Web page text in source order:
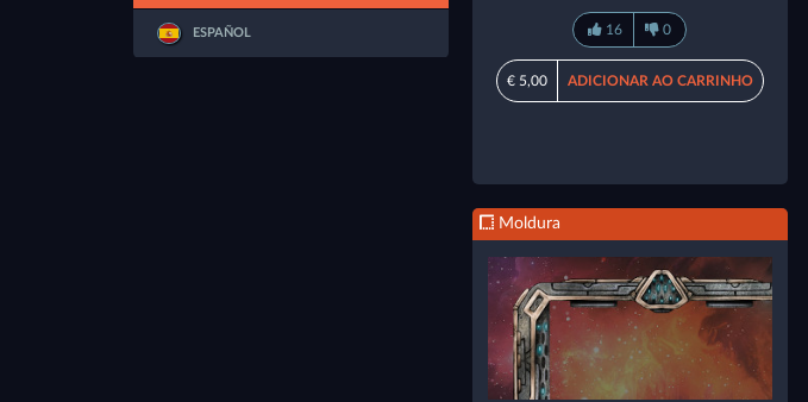
ESPAÑOL 16 0
€ 5,00 ADICIONAR AO CARRINHO
Moldura